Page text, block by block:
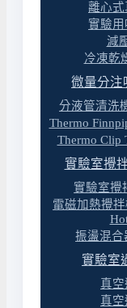
離心式
實驗用
減
冷凍乾
微量分注
分液管清洗
Thermo
Thermo Clip
實驗室攪
實驗室攪
電磁加熱攪拌
振盪混合
實驗室
真空
真空
櫃底座板:
鋼製櫃體:
櫃體表面設
櫃體之底
鋼瓶櫃 相